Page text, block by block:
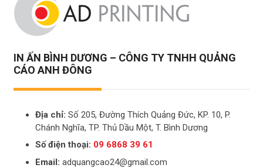
IN ẤN BÌNH DƯƠNG – CÔNG TY TNHH QUẢNG
CÁO ANH ĐÔNG
Địa chỉ: Số 205, Đường Thích Quảng Đức, KP. 10, P.
Chánh Nghĩa, TP. Thủ Dầu Một, T. Bình Dương
Số điện thoại: 09 6868 39 61
Email: adquangcao24@gmail.com